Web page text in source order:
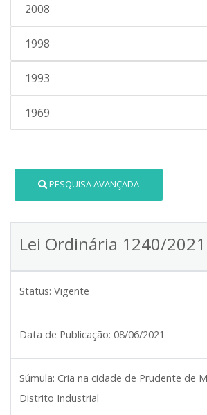
2008
1998
1993
1969
PESQUISA AVANÇADA
Lei Ordinária 1240/2021
Status: Vigente
Data de Publicação: 08/06/2021
Súmula: Cria na cidade de Prudente de
Distrito Industrial